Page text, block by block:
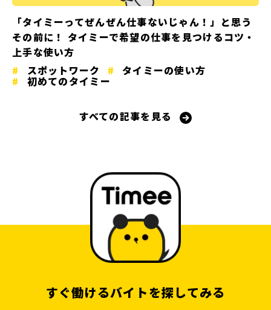
「タイミーってぜんぜん仕事ないじゃん！」と思う
その前に！ タイミーで希望の仕事を見つけるコツ・
上手な使い方
スポットワーク
タイミーの使い方
初めてのタイミー
すべての記事を見る
すぐ働けるバイトを探してみる